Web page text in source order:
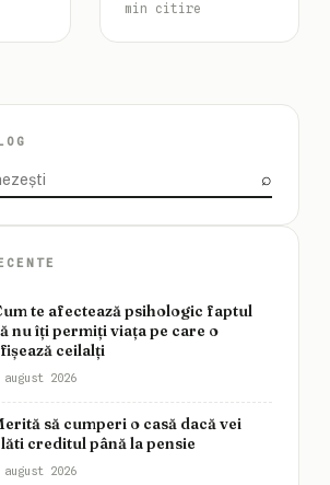
min citire
⌕
te afectează psihologic faptul
nu îți permiți viața pe care o
ceilalți
august 2026
să cumperi o casă dacă vei
creditul până la pensie
august 2026